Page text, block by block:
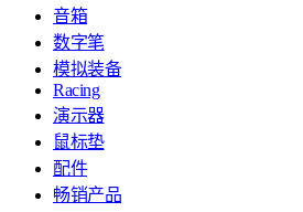
音箱
数字笔
模拟装备
Racing
演示器
鼠标垫
配件
畅销产品